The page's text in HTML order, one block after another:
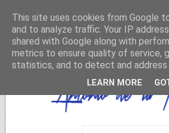
This site uses cookies from Google
and to analyze traffic. Your IP
shared with Google along with
metrics to ensure quality of service,
statistics, and to detect and address
LEARN MORE